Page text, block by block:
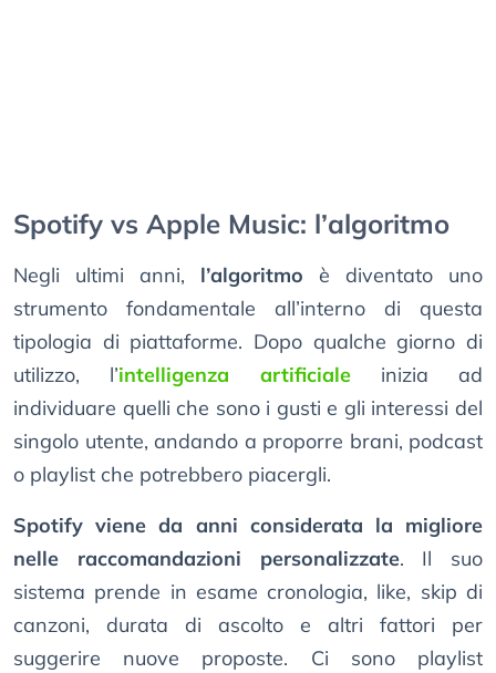
Spotify vs Apple Music: l’algoritmo
Negli ultimi anni, l’algoritmo è diventato uno
strumento fondamentale all’interno di questa
tipologia di piattaforme. Dopo qualche giorno di
utilizzo, l’intelligenza artificialeinizia ad
individuare quelli che sono i gusti e gli interessi del
singolo utente, andando a proporre brani, podcast
o playlist che potrebbero piacergli.
Spotify viene da anni considerata la migliore
nelle raccomandazioni personalizzate. Il suo
sistema prende in esame cronologia, like, skip di
canzoni, durata di ascolto e altri fattori per
suggerire nuove proposte. Ci sono playlist